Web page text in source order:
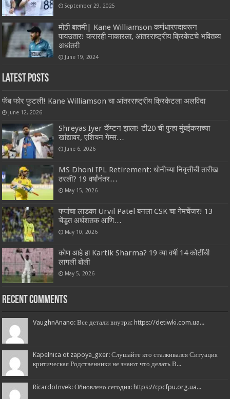
September 29, 2025
मोठी बातमी| Kane Williamson कर्णधारपदावरून
पायउतार! करारही नाकारला, आंतरराष्ट्रीय क्रिकेटचे भवितव्य
अधांतरी
June 19, 2024
Latest Posts
फॅब फोर फुटली! Kane Williamson चा आंतरराष्ट्रीय क्रिकेटला अलविदा
June 12, 2026
Shreyas Iyer कॅप्टन झाला! टी20 ची पुन्हा मुंबईकराच्या
खांद्यावर, एशियन गेम्स…
June 6, 2026
MS Dhoni IPL Retirement: धोनीच्या निवृत्तीची तारीख
ठरली? 19 वर्षांनंतर…
May 15, 2026
पप्पांचा लाडका Urvil Patel बनला CSK चा गेमचेंजर! 13
चेंडूत अर्धशतक आणि…
May 10, 2026
कोण आहे हा Kartik Sharma? 19 व्या वर्षी 14 कोटींची
लागली बोली
May 5, 2026
Recent Comments
VaughnAnano: Все детали внутри: https://detiwki.com.ua...
Kapelnica ot zapoya_gxer: Слушайте кто сталкивался Ситуация
критическая Родственники не знают что делать В...
RicardoInvek: Обновлено сегодня: https://cpcfpu.org.ua...